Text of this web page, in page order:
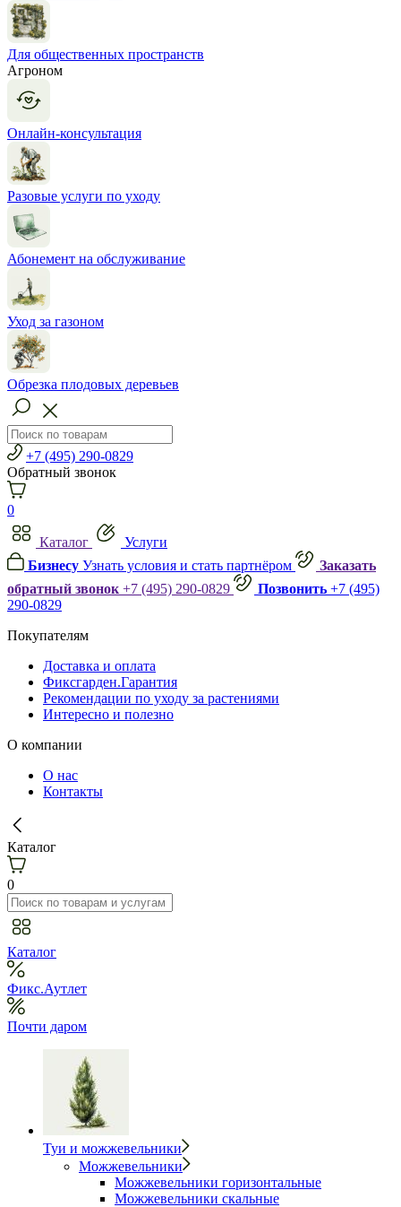
Для общественных пространств
Агроном
Онлайн-консультация
Разовые услуги по уходу
Абонемент на обслуживание
Уход за газоном
Обрезка плодовых деревьев
+7 (495) 290-0829
Обратный звонок
0
Каталог
Услуги
Бизнесу Узнать условия и стать партнёром
Заказать
обратный звонок +7 (495) 290-0829 Позвонить +7 (495)
290-0829
Покупателям
Доставка и оплата
Фиксгарден.Гарантия
Рекомендации по уходу за растениями
Интересно и полезно
О компании
О нас
Контакты
Каталог
0
Каталог
Фикс.Аутлет
Почти даром
Туи и можжевельники
Можжевельники
Можжевельники горизонтальные
Можжевельники скальные